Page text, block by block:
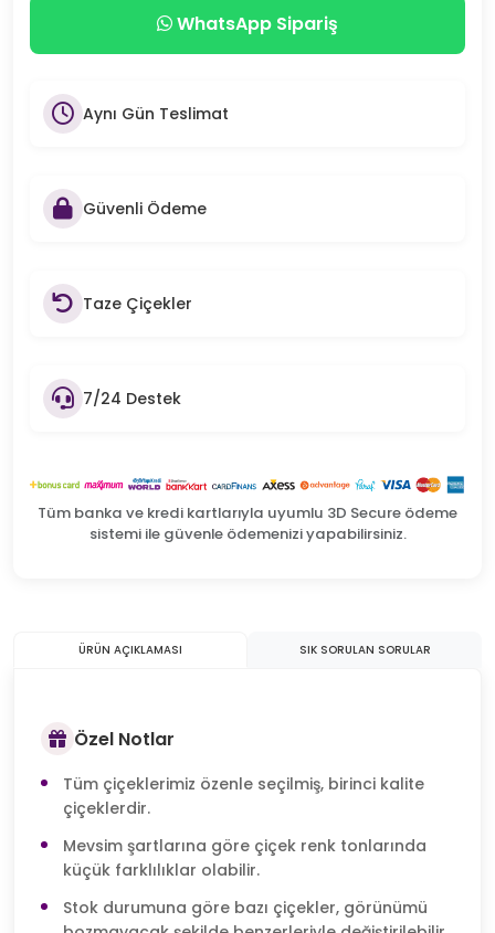
WhatsApp Sipariş
Aynı Gün Teslimat
Güvenli Ödeme
Taze Çiçekler
7/24 Destek
Tüm banka ve kredi kartlarıyla uyumlu 3D Secure ödeme
sistemi ile güvenle ödemenizi yapabilirsiniz.
ÜRÜN AÇIKLAMASI SIK SORULAN SORULAR
Özel Notlar
Tüm çiçeklerimiz özenle seçilmiş, birinci kalite
çiçeklerdir.
Mevsim şartlarına göre çiçek renk tonlarında
küçük farklılıklar olabilir.
Stok durumuna göre bazı çiçekler, görünümü